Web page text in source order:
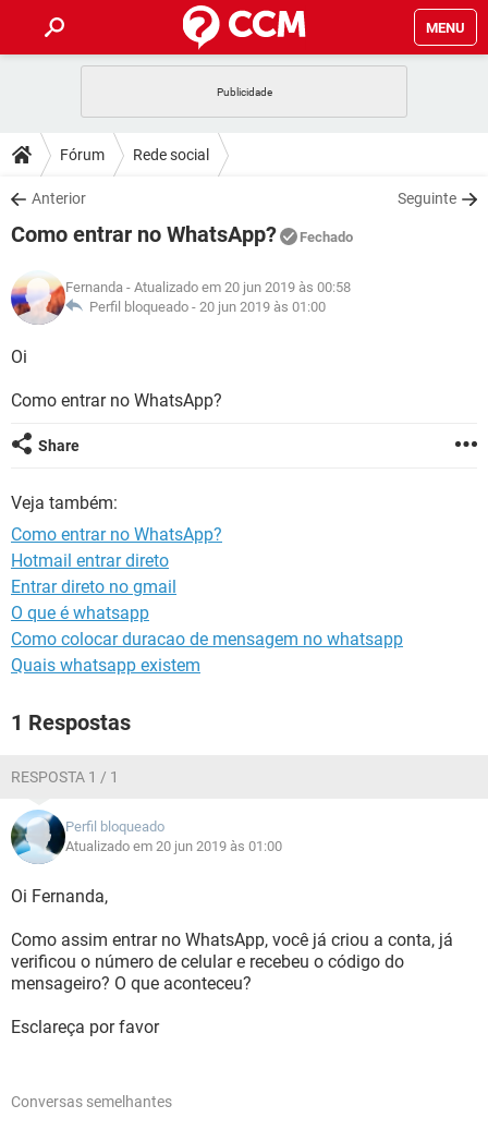
MENU
CELULAR
OUTLOOK
INSTAGRAM GMAIL
DICAS
JOGOS
INSTAGRAM GMAIL
GUIA DE COMPRAS
DOWNLOADS
JOGOS WHATSAPP
OUTLOOK EXCEL
INSTAGRAM
JOGOS WHATSAPP
CELULAR
OUTLOOK
INSTAGRAM
GUIA DE COMPRAS
GLOSSÁRIO
JOGOS
INSTAGRAM
GUIA DE COMPRAS
Fórum Rede social
Anterior Seguinte
Como entrar no WhatsApp? Fechado
Fernanda - Atualizado em 20 jun 2019 às 00:58
Perfil bloqueado - 20 jun 2019 às 01:00
Oi
Como entrar no WhatsApp?
Share
Veja também:
Como entrar no WhatsApp?
Hotmail entrar direto
Entrar direto no gmail
O que é whatsapp
Como colocar duracao de mensagem no whatsapp
Quais whatsapp existem
1 Respostas
RESPOSTA 1 / 1
Perfil bloqueado
Atualizado em 20 jun 2019 às 01:00
Oi Fernanda,
Como assim entrar no WhatsApp, você já criou a conta, já
verificou o número de celular e recebeu o código do
mensageiro? O que aconteceu?
Esclareça por favor
Conversas semelhantes